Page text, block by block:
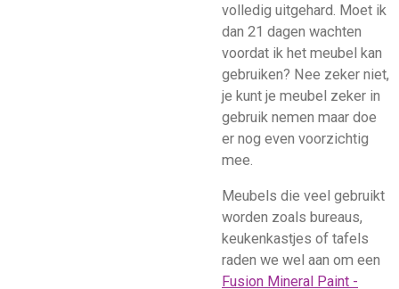
volledig uitgehard. Moet ik
dan 21 dagen wachten
voordat ik het meubel kan
gebruiken? Nee zeker niet,
je kunt je meubel zeker in
gebruik nemen maar doe
er nog even voorzichtig
mee.
Meubels die veel gebruikt
worden zoals bureaus,
keukenkastjes of tafels
raden we wel aan om een
Fusion Mineral Paint -